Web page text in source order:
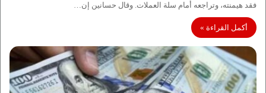
فقد هيمنته، وتراجعه أمام سلة العملات. وقال حسانين إن…
أكمل القراءة »